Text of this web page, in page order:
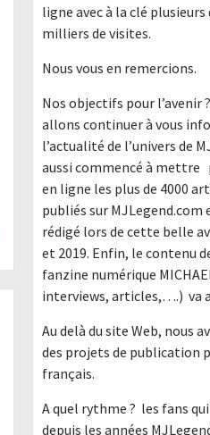
ligne avec à la clé plusieurs
milliers de visites.
Nous vous en remercions.
Nos objectifs pour l’avenir
allons continuer à vous
l’actualité de l’univers de
aussi commencé à mettre
en ligne les plus de 4000
publiés sur MJLegend.com
rédigé lors de cette belle
et 2019. Enfin, le contenu
fanzine numérique
interviews, articles,….) va
Au delà du site Web, nous
des projets de publication
français.
A quel rythme ? les fans
depuis les années